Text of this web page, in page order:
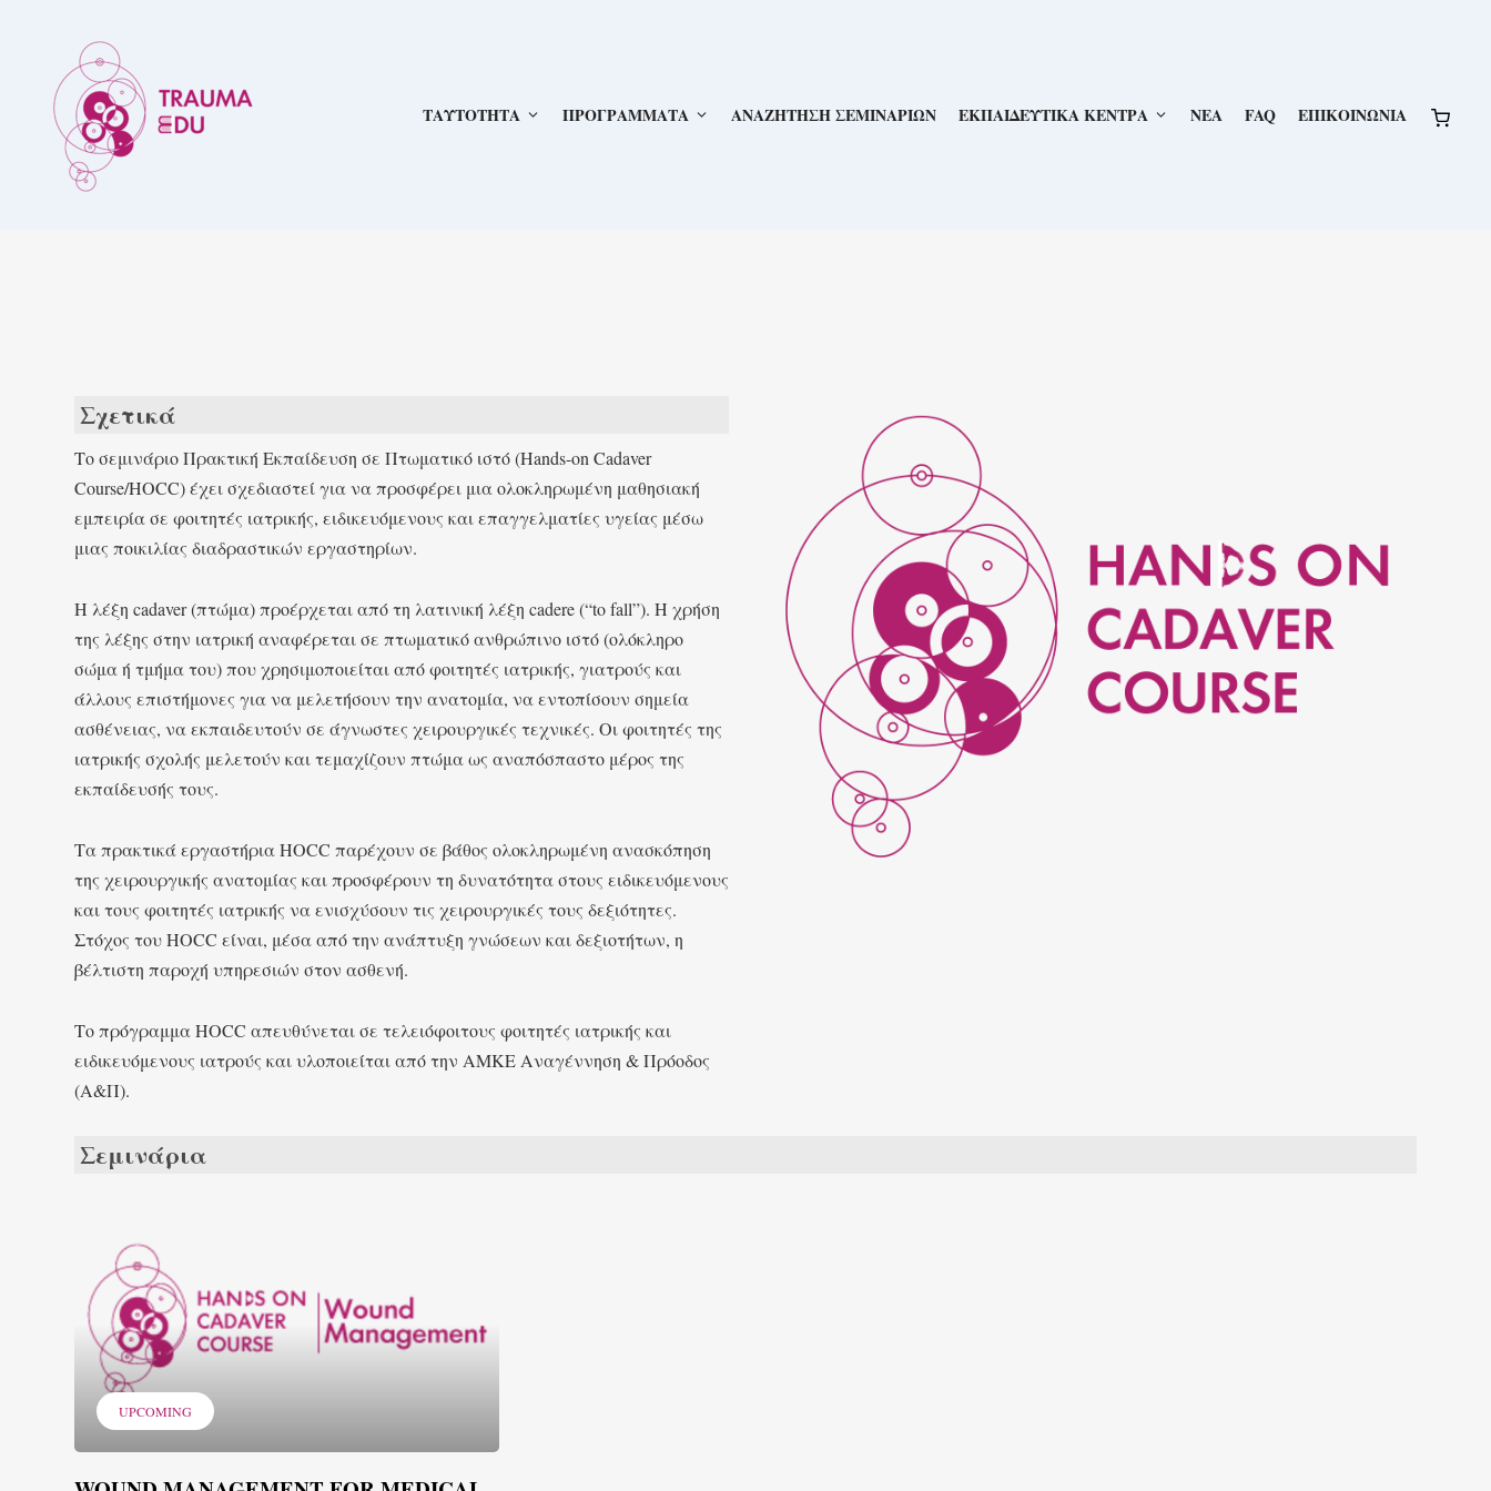
ΤΑΥΤΟΤΗΤΑ ΠΡΟΓΡΑΜΜΑΤΑ ΑΝΑΖΗΤΗΣΗ ΣΕΜΙΝΑΡΙΩΝ ΕΚΠΑΙΔΕΥΤΙΚΑ ΚΕΝΤΡΑ NEA FAQ ΕΠΙΚΟΙΝΩΝΙΑ
Σχετικά
Το σεμινάριο Πρακτική Εκπαίδευση σε Πτωματικό ιστό (Hands-on Cadaver
Course/HOCC) έχει σχεδιαστεί για να προσφέρει μια ολοκληρωμένη μαθησιακή
εμπειρία σε φοιτητές ιατρικής, ειδικευόμενους και επαγγελματίες υγείας μέσω
μιας ποικιλίας διαδραστικών εργαστηρίων.
Η λέξη cadaver (πτώμα) προέρχεται από τη λατινική λέξη cadere (“to fall”). Η χρήση
της λέξης στην ιατρική αναφέρεται σε πτωματικό ανθρώπινο ιστό (ολόκληρο
σώμα ή τμήμα του) που χρησιμοποιείται από φοιτητές ιατρικής, γιατρούς και
άλλους επιστήμονες για να μελετήσουν την ανατομία, να εντοπίσουν σημεία
ασθένειας, να εκπαιδευτούν σε άγνωστες χειρουργικές τεχνικές. Οι φοιτητές της
ιατρικής σχολής μελετούν και τεμαχίζουν πτώμα ως αναπόσπαστο μέρος της
εκπαίδευσής τους.
Τα πρακτικά εργαστήρια HOCC παρέχουν σε βάθος ολοκληρωμένη ανασκόπηση
της χειρουργικής ανατομίας και προσφέρουν τη δυνατότητα στους ειδικευόμενους
και τους φοιτητές ιατρικής να ενισχύσουν τις χειρουργικές τους δεξιότητες.
Στόχος του HOCC είναι, μέσα από την ανάπτυξη γνώσεων και δεξιοτήτων, η
βέλτιστη παροχή υπηρεσιών στον ασθενή.
Το πρόγραμμα ΗOCC απευθύνεται σε τελειόφοιτους φοιτητές ιατρικής και
ειδικευόμενους ιατρούς και υλοποιείται από την ΑΜΚΕ Αναγέννηση & Πρόοδος
(Α&Π).
Σεμινάρια
UPCOMING